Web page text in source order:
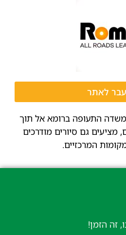
לאתר
התעופה ברומא אל תוך
מציעים גם סיורים מודרכים
המרכזיים.
זה הזמן!